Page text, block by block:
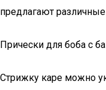
предлагают
Прически для боба с
Стрижку каре можно